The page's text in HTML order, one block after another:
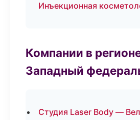
Инъекционная
Компании в
Западный
Студия Laser Body —